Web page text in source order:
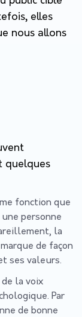
elles
nous allons
quelques
fonction que
personne
la
de façon
ses valeurs.
la voix
Par
de bonne